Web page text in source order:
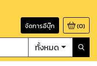
จัดการอีบุ๊ก (0)
ทั้งหมด